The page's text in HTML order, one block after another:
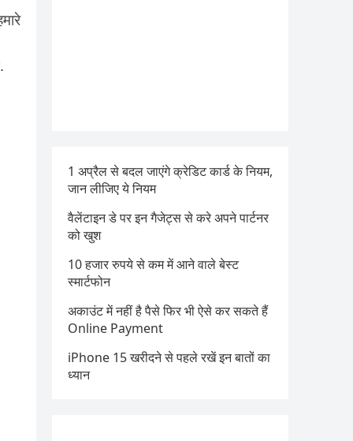
1 अप्रैल से बदल जाएंगे क्रेडिट कार्ड के नियम,
जान लीजिए ये नियम
वैलेंटाइन डे पर इन गैजेट्स से करे अपने पार्टनर
को खुश
10 हजार रुपये से कम में आने वाले बेस्ट
स्मार्टफोन
अकाउंट में नहीं है पैसे फिर भी ऐसे कर सकते हैं
Online Payment
iPhone 15 खरीदने से पहले रखें इन बातों का
ध्यान